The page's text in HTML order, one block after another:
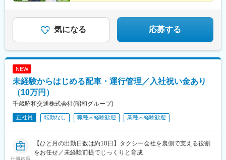
気になる 応募する
NEW
未経験からはじめる配車・運行管理／入社祝い金あり
（10万円）
千歳昭和交通株式会社(昭和グループ)
正社員 転勤なし 職種未経験歓迎 業種未経験歓迎
仕事内容
【ひと月の出勤日数は約10日】タクシー会社を裏側で支える役割
をお任せ／未経験前提でじっくりと育成